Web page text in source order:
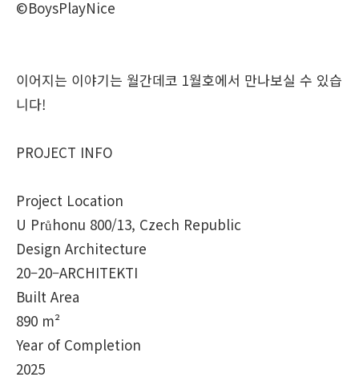
©BoysPlayNice
이어지는 이야기는 월간데코 1월호에서 만나보실 수 있습
니다!
PROJECT INFO
Project Location
U Průhonu 800/13, Czech Republic
Design Architecture
20–20–ARCHITEKTI
Built Area
890 m²
Year of Completion
2025